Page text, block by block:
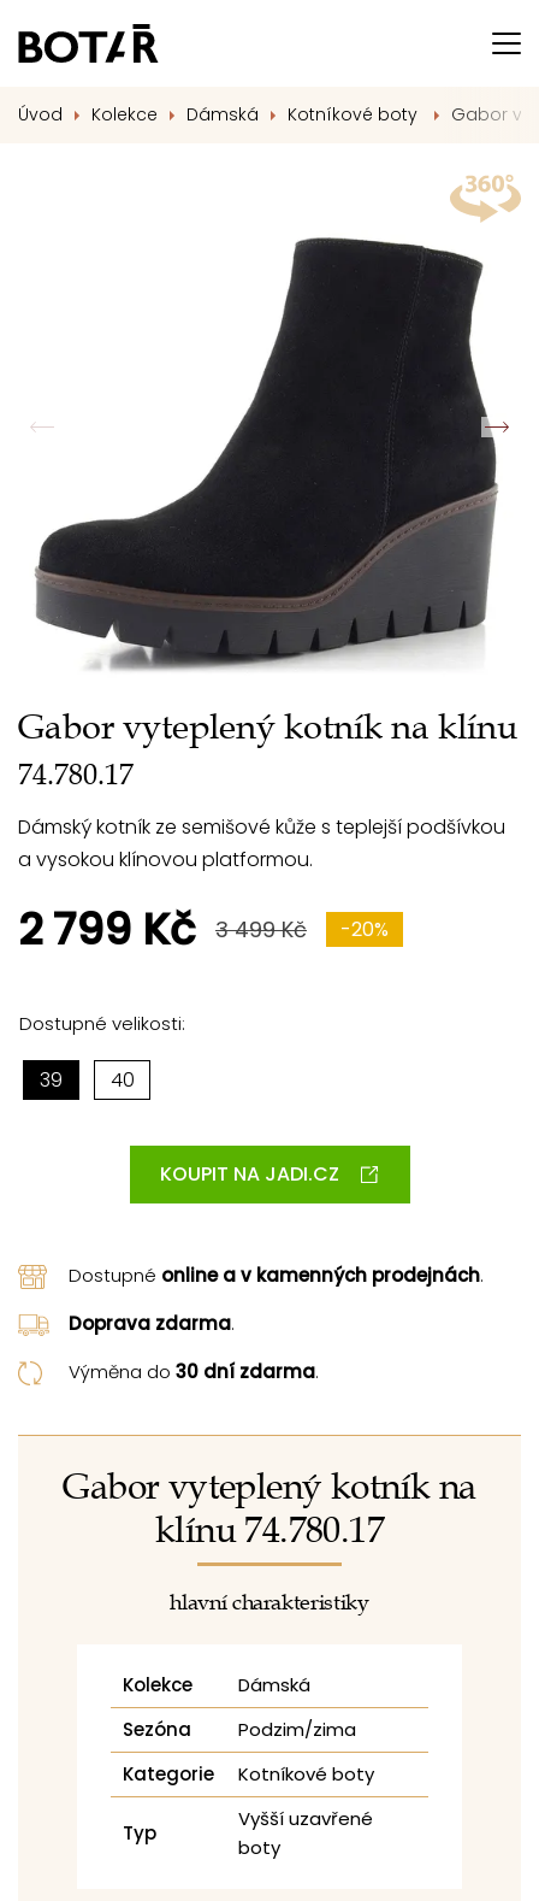
Úvod Kolekce Dámská Kotníkové boty Gabor
Gabor vyteplený kotník na klínu
74.780.17
Dámský kotník ze semišové kůže s teplejší podšívkou
a vysokou klínovou platformou.
2 799 Kč 3 499 Kč -20%
Dostupné velikosti:
39 40
KOUPIT NA JADI.CZ
Dostupné online a v kamenných prodejnách.
Doprava zdarma.
Výměna do 30 dní zdarma.
Gabor vyteplený kotník na
klínu 74.780.17
hlavní charakteristiky
Kolekce
Dámská
Sezóna
Podzim/zima
Kategorie
Kotníkové boty
Typ
Vyšší uzavřené
boty